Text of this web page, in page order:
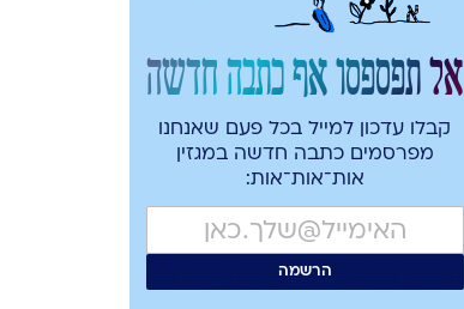
אל תפספסו אף כתבה חדשה
קבלו עדכון למייל בכל פעם שאנחנו
מפרסמים כתבה חדשה במגזין
אות־אות־אות: